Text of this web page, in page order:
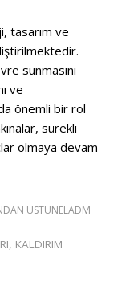
tasarım ve
sunmasını
ve
önemli bir rol
sürekli
olmaya devam
USTUNELADM
, KALDIRIM